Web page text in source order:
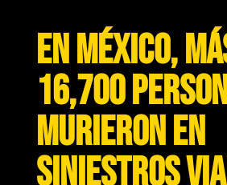
En México,
16,700
murieron en
siniestros